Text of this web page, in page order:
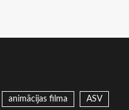
animācijas filma ASV